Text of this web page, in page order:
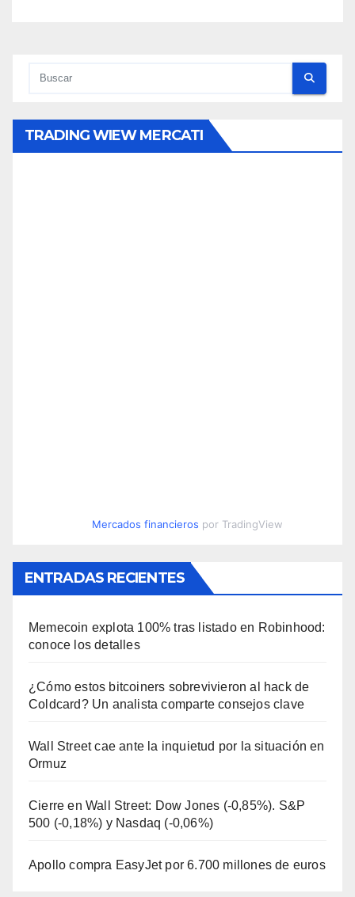
TRADING WIEW MERCATI
Mercados financieros por TradingView
ENTRADAS RECIENTES
Memecoin explota 100% tras listado en Robinhood:
conoce los detalles
¿Cómo estos bitcoiners sobrevivieron al hack de
Coldcard? Un analista comparte consejos clave
Wall Street cae ante la inquietud por la situación en
Ormuz
Cierre en Wall Street: Dow Jones (-0,85%). S&P
500 (-0,18%) y Nasdaq (-0,06%)
Apollo compra EasyJet por 6.700 millones de euros